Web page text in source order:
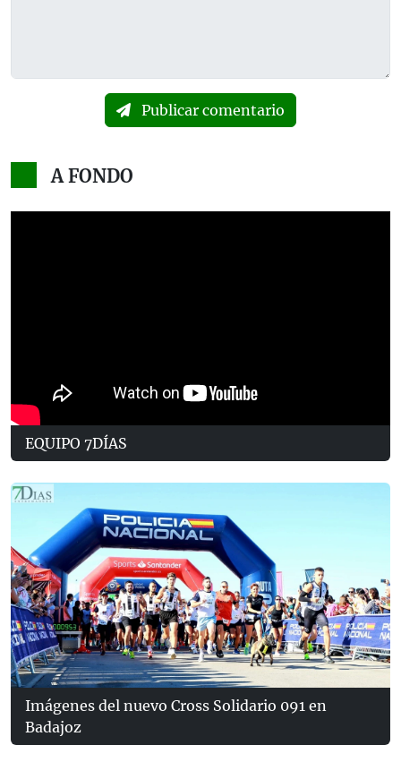
Publicar comentario
A FONDO
EQUIPO 7DÍAS
Imágenes del nuevo Cross Solidario 091 en
Badajoz